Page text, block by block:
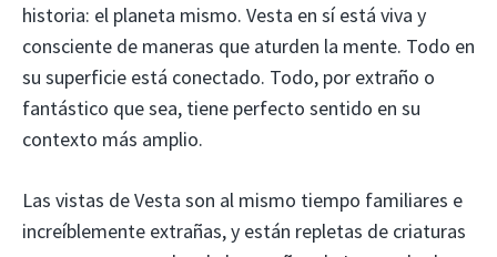
historia: el planeta mismo. Vesta en sí está viva y
consciente de maneras que aturden la mente. Todo en
su superficie está conectado. Todo, por extraño o
fantástico que sea, tiene perfecto sentido en su
contexto más amplio.
Las vistas de Vesta son al mismo tiempo familiares e
increíblemente extrañas, y están repletas de criaturas